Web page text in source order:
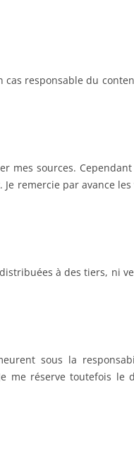
responsable du
mes sources.
remercie par avance
à des tiers, ni
sous la
me réserve toutefois